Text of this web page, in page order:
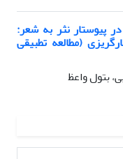
پیوستار نثر به شعر:
(مطالعه تطبیقی
بتول واعظ